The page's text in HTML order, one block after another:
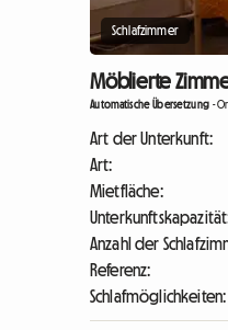
Schlafzimmer
Möblierte
Automatische Übersetzung -
Art der Unterkunft:
Art:
Mietfläche:
Anzahl der
Referenz:
Schlafmöglichkeiten: